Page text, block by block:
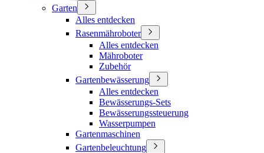
Garten
Alles entdecken
Rasenmähroboter
Alles entdecken
Mähroboter
Zubehör
Gartenbewässerung
Alles entdecken
Bewässerungs-Sets
Bewässerungssteuerung
Wasserpumpen
Gartenmaschinen
Gartenbeleuchtung